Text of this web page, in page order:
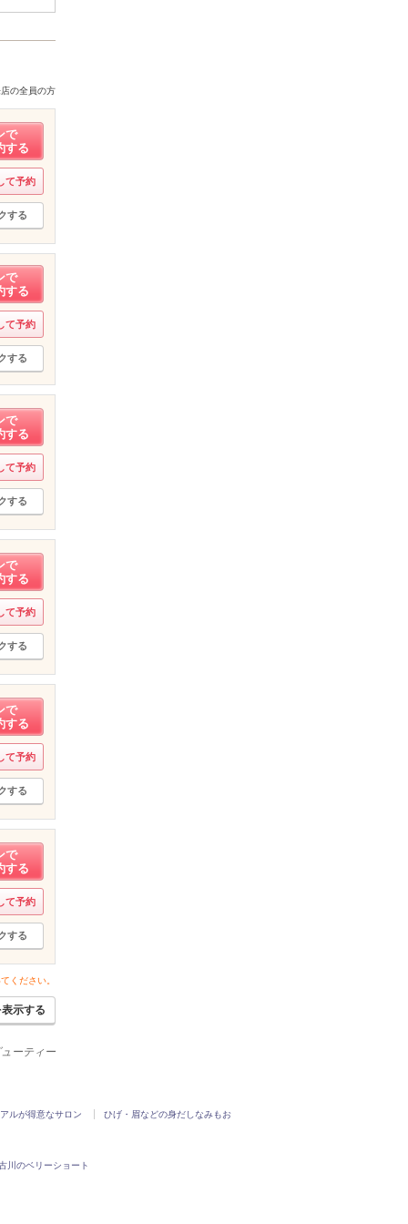
の全員の方
で
する
て予約
する
で
する
て予約
する
で
する
て予約
する
で
する
て予約
する
で
する
て予約
する
で
する
て予約
する
ください。
示する
ーティー
ルが得意なサロン
ひげ・眉などの身だしなみもお
川のベリーショート